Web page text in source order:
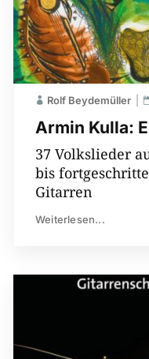
Armin Kulla:
Rolf Beydemüller
37 Volkslieder
bis
Gitarren
Weiterlesen...